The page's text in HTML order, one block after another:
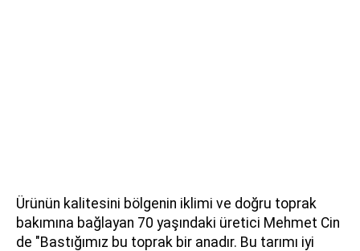
Ürünün kalitesini bölgenin iklimi ve doğru toprak
bakımına bağlayan 70 yaşındaki üretici Mehmet Cin
de "Bastığımız bu toprak bir anadır. Bu tarımı iyi